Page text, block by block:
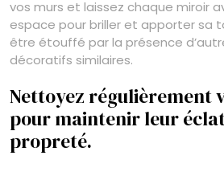
vos murs et laissez chaque miroir
espace pour briller et apporter sa
être étouffé par la présence
décoratifs similaires.
Nettoyez régulièrement
pour maintenir leur
propreté.